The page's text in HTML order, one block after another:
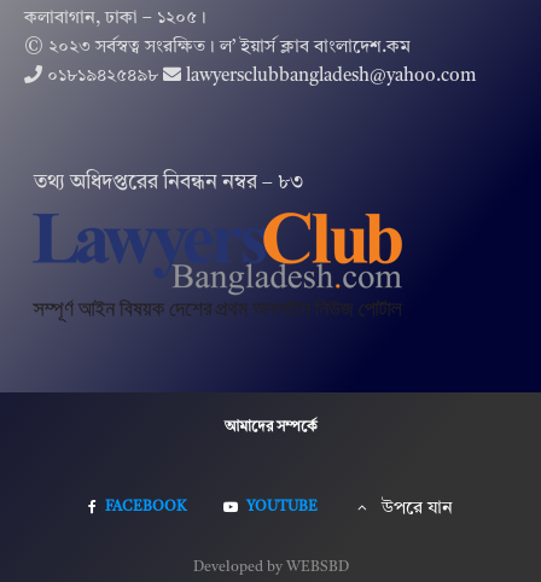
কলাবাগান, ঢাকা – ১২০৫।
© ২০২৩ সর্বস্বত্ব সংরক্ষিত । ল’ ইয়ার্স ক্লাব বাংলাদেশ.কম
০১৮১৯৪২৫৪৯৮
lawyersclubbangladesh@yahoo.com
তথ‌্য অ‌ধিদপ্ত‌রের নিবন্ধন নম্বর – ৮৩
আমাদের সম্পর্কে
FACEBOOK YOUTUBE উপরে যান
Developed by WEBSBD